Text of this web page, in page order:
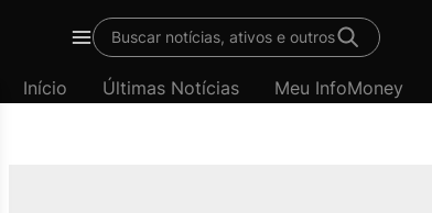
Menu
Buscar notícias, ativos e outros
Início Últimas Notícias Meu InfoMoney